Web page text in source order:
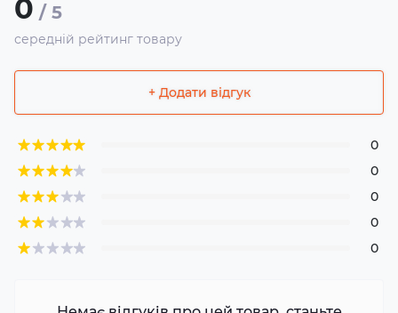
0 / 5
середній рейтинг товару
+ Додати відгук
0
0
0
0
0